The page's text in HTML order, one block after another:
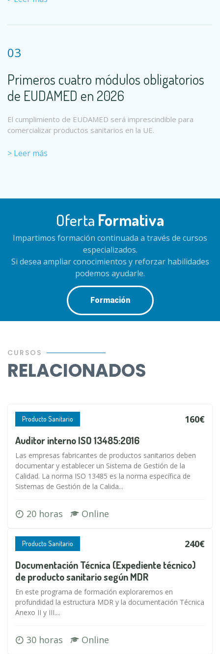
03
Primeros cuatro módulos obligatorios
de EUDAMED en 2026
El cumplimiento de EUDAMED será imprescindible para
comercializar productos sanitarios en la UE.
> Leer más
Oferta Formativa
Impartimos formación continuada a través de cursos
especializados.
Si desea ampliar conocimientos y reforzar habilidades
podemos ayudarle.
Formación
CURSOS
RELACIONADOS
Producto Sanitario 160€
Auditor interno ISO 13485:2016
Las empresas fabricantes de productos sanitarios deben
documentar y establecer un Sistema de Gestión de la
Calidad. La norma ISO 13485 es la norma específica de
Sistemas de Gestión de la Calida...
20 horas Online
Producto Sanitario 240€
Documentación Técnica (Expediente técnico)
de producto sanitario según MDR
En este programa de formación exploraremos en
profundidad la estructura MDR y la documentación Técnica
Anexo II y III....
30 horas Online